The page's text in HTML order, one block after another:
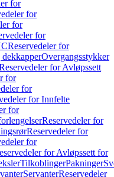
for
for
for
for
Reservedeler for
Overgangsstykker
for Avløpssett
for
for
for Innfelte
for
Reservedeler for
Reservedeler for
for
for Avløpssett for
TilkoblingerPakninger
ServanterReservedeler